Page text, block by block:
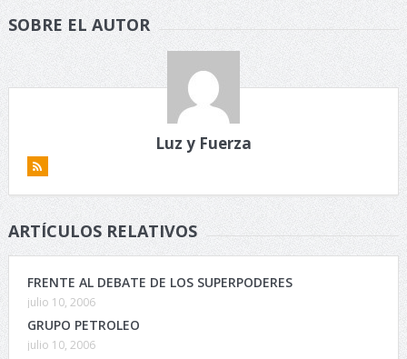
SOBRE EL AUTOR
Luz y Fuerza
ARTÍCULOS RELATIVOS
FRENTE AL DEBATE DE LOS SUPERPODERES
julio 10, 2006
GRUPO PETROLEO
julio 10, 2006